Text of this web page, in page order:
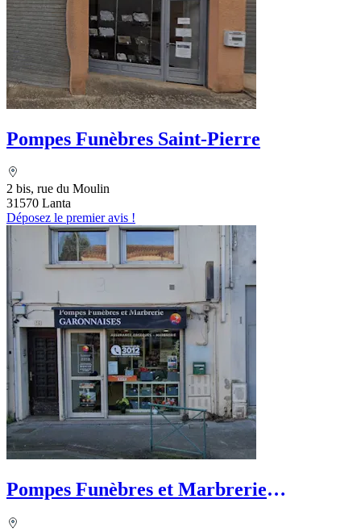
Pompes Funèbres Saint-Pierre
2 bis, rue du Moulin
31570 Lanta
Déposez le premier avis !
Pompes Funèbres et Marbrerie